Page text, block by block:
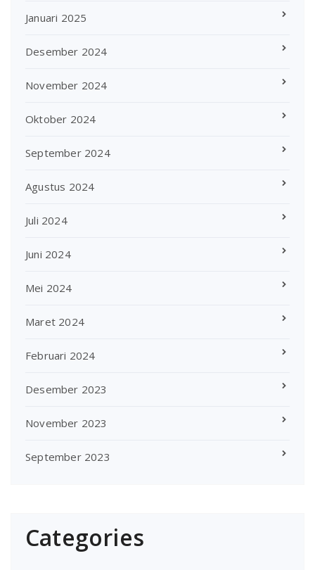
Januari 2025
Desember 2024
November 2024
Oktober 2024
September 2024
Agustus 2024
Juli 2024
Juni 2024
Mei 2024
Maret 2024
Februari 2024
Desember 2023
November 2023
September 2023
Categories